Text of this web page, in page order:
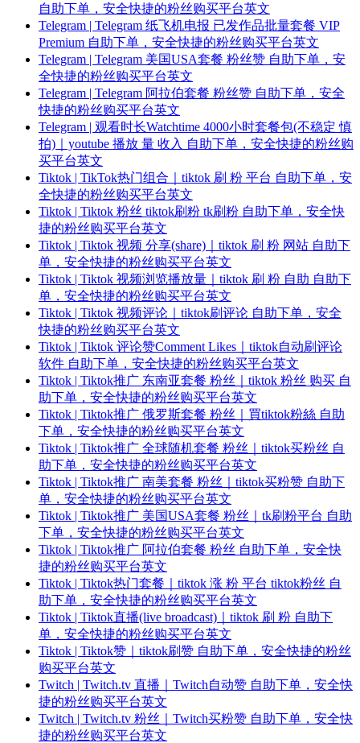
自助下单，安全快捷的粉丝购买平台英文
Telegram | Telegram 纸飞机电报 已发作品批量套餐 VIP
Premium 自助下单，安全快捷的粉丝购买平台英文
Telegram | Telegram 美国USA套餐 粉丝赞 自助下单，安
全快捷的粉丝购买平台英文
Telegram | Telegram 阿拉伯套餐 粉丝赞 自助下单，安全
快捷的粉丝购买平台英文
Telegram | 观看时长Watchtime 4000小时套餐包(不稳定 慎
拍)｜youtube 播放 量 收入 自助下单，安全快捷的粉丝购
买平台英文
Tiktok | TikTok热门组合｜tiktok 刷 粉 平台 自助下单，安
全快捷的粉丝购买平台英文
Tiktok | Tiktok 粉丝 tiktok刷粉 tk刷粉 自助下单，安全快
捷的粉丝购买平台英文
Tiktok | Tiktok 视频 分享(share)｜tiktok 刷 粉 网站 自助下
单，安全快捷的粉丝购买平台英文
Tiktok | Tiktok 视频浏览播放量｜tiktok 刷 粉 自助 自助下
单，安全快捷的粉丝购买平台英文
Tiktok | Tiktok 视频评论｜tiktok刷评论 自助下单，安全
快捷的粉丝购买平台英文
Tiktok | Tiktok 评论赞Comment Likes｜tiktok自动刷评论
软件 自助下单，安全快捷的粉丝购买平台英文
Tiktok | Tiktok推广 东南亚套餐 粉丝｜tiktok 粉丝 购买 自
助下单，安全快捷的粉丝购买平台英文
Tiktok | Tiktok推广 俄罗斯套餐 粉丝｜買tiktok粉絲 自助
下单，安全快捷的粉丝购买平台英文
Tiktok | Tiktok推广 全球随机套餐 粉丝｜tiktok买粉丝 自
助下单，安全快捷的粉丝购买平台英文
Tiktok | Tiktok推广 南美套餐 粉丝｜tiktok买粉赞 自助下
单，安全快捷的粉丝购买平台英文
Tiktok | Tiktok推广 美国USA套餐 粉丝｜tk刷粉平台 自助
下单，安全快捷的粉丝购买平台英文
Tiktok | Tiktok推广 阿拉伯套餐 粉丝 自助下单，安全快
捷的粉丝购买平台英文
Tiktok | Tiktok热门套餐｜tiktok 涨 粉 平台 tiktok粉丝 自
助下单，安全快捷的粉丝购买平台英文
Tiktok | Tiktok直播(live broadcast)｜tiktok 刷 粉 自助下
单，安全快捷的粉丝购买平台英文
Tiktok | Tiktok赞｜tiktok刷赞 自助下单，安全快捷的粉丝
购买平台英文
Twitch | Twitch.tv 直播｜Twitch自动赞 自助下单，安全快
捷的粉丝购买平台英文
Twitch | Twitch.tv 粉丝｜Twitch买粉赞 自助下单，安全快
捷的粉丝购买平台英文